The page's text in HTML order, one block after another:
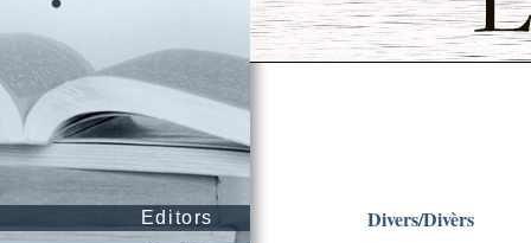
Editors
Divers/Divèrs